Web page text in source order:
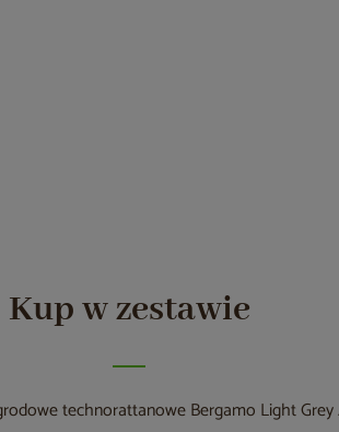
Kup w zestawie
technorattanowe Bergamo Light